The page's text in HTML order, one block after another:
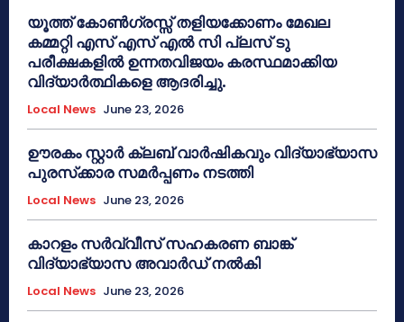
യൂത്ത് കോൺഗ്രസ്സ് തളിയക്കോണം മേഖല
കമ്മറ്റി എസ് എസ് എൽ സി പ്ലസ് ടു
പരീക്ഷകളിൽ ഉന്നതവിജയം കരസ്ഥമാക്കിയ
വിദ്യാർത്ഥികളെ ആദരിച്ചു.
Local News June 23, 2026
ഊരകം സ്റ്റാർ ക്ലബ് വാർഷികവും വിദ്യാഭ്യാസ
പുരസ്‌ക്കാര സമർപ്പണം നടത്തി
Local News June 23, 2026
കാറളം സർവ്വീസ് സഹകരണ ബാങ്ക്
വിദ്യാഭ്യാസ അവാർഡ് നൽകി
Local News June 23, 2026